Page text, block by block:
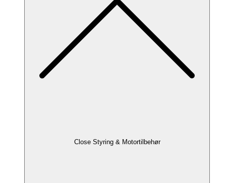
Close Styring & Motortilbehør